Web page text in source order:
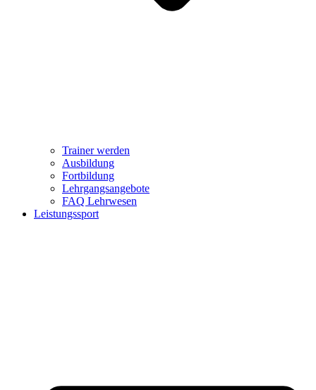
Trainer werden
Ausbildung
Fortbildung
Lehrgangsangebote
FAQ Lehrwesen
Leistungssport